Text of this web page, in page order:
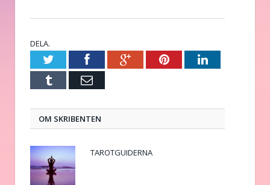
DELA.
TwitterFacebookGoogle+PinterestLinkedIn
Tumblr E-
OM SKRIBENTEN
TAROTGUIDERNA